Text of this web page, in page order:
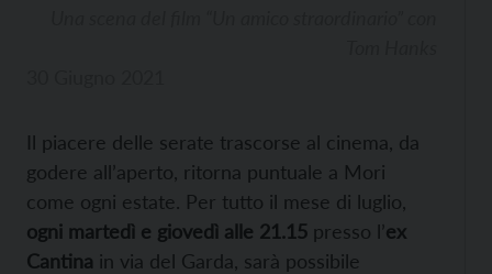
Il piacere delle serate trascorse al cinema, da
godere all’aperto, ritorna puntuale a Mori
come ogni estate. Per tutto il mese di luglio,
ogni martedì e giovedì alle 21.15 presso l’ex
Cantina in via del Garda, sarà possibile